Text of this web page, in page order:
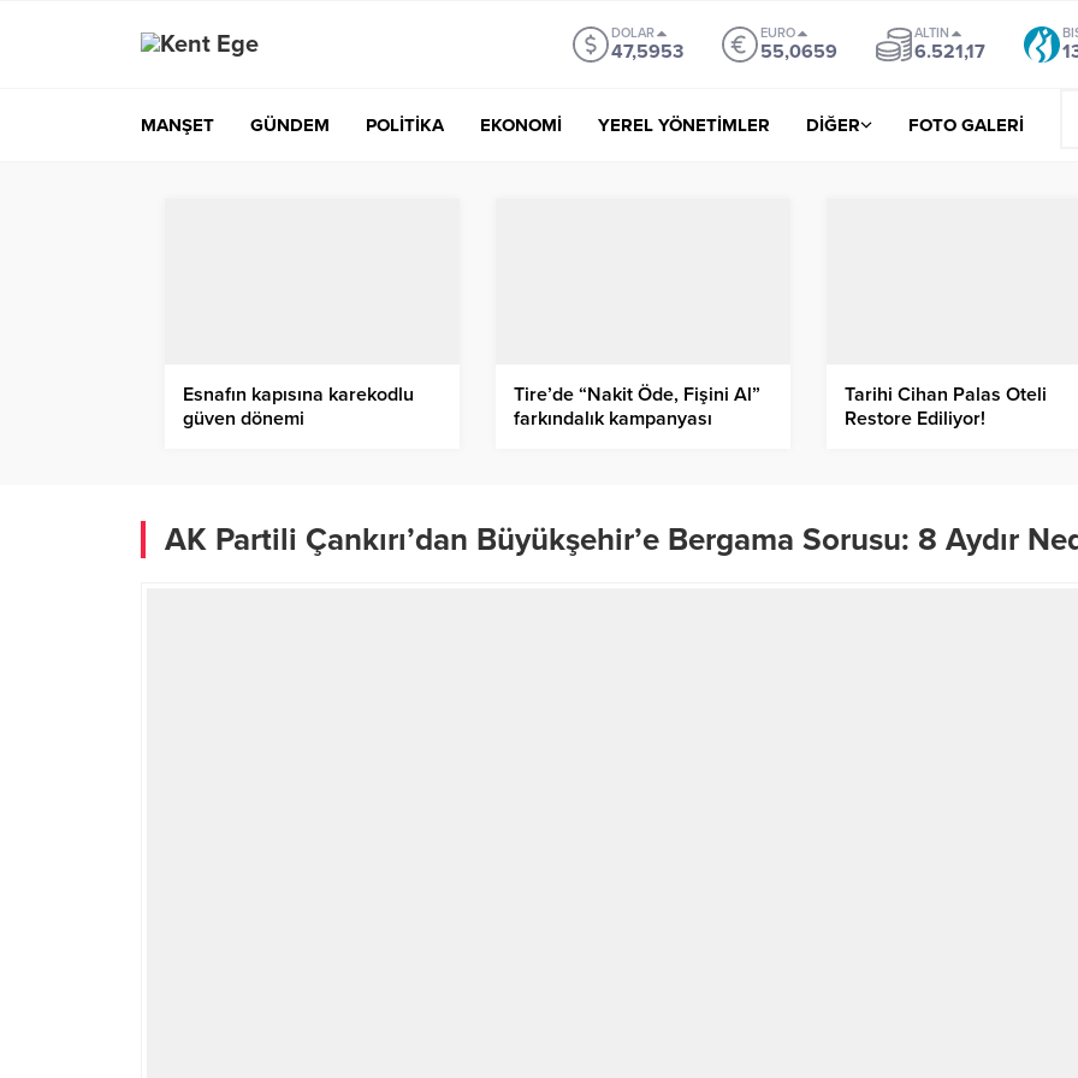
DOLAR
47,5953
EURO
55,0659
ALTIN
6.521,17
MANŞET GÜNDEM POLİTİKA EKONOMİ YEREL YÖNETİMLER DİĞER FOTO GALERİ
Esnafın kapısına karekodlu
güven dönemi
Tire’de “Nakit Öde, Fişini Al”
farkındalık kampanyası
Tarihi Cihan Palas Oteli
Restore Ediliyor!
AK Partili Çankırı’dan Büyükşehir’e Bergama Sorusu: 8 Aydır